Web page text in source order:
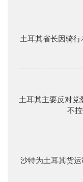
土耳其省长因骑
土耳其主要反对党
不
沙特为土耳其货